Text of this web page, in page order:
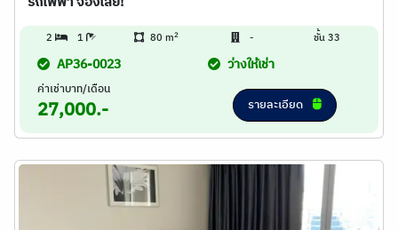
2 1 80 m2 - ชั้น 33
AP36-0023 ว่างให้เช่า
ค่าเช่าบาท/เดือน
27,000.- รายละเอียด